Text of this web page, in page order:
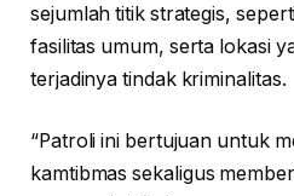
sejumlah titik strategis,
fasilitas umum, serta lokasi
terjadinya tindak kriminalitas.
“Patroli ini bertujuan untuk
kamtibmas sekaligus